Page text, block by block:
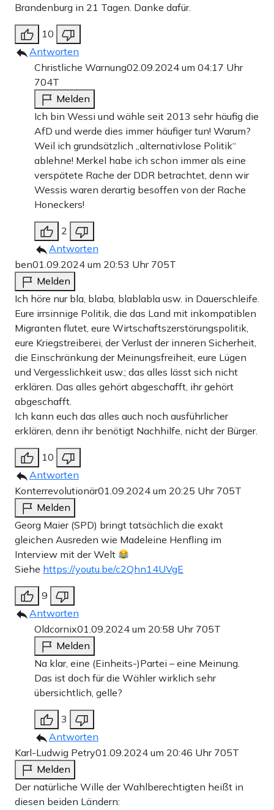
Brandenburg in 21 Tagen. Danke dafür.
10
Antworten
Christliche Warnung02.09.2024 um 04:17 Uhr
704T
Melden
Ich bin Wessi und wähle seit 2013 sehr häufig die
AfD und werde dies immer häufiger tun! Warum?
Weil ich grundsätzlich „alternativlose Politik“
ablehne! Merkel habe ich schon immer als eine
verspätete Rache der DDR betrachtet, denn wir
Wessis waren derartig besoffen von der Rache
Honeckers!
2
Antworten
ben01.09.2024 um 20:53 Uhr 705T
Melden
Ich höre nur bla, blaba, blablabla usw. in Dauerschleife.
Eure irrsinnige Politik, die das Land mit inkompatiblen
Migranten flutet, eure Wirtschaftszerstörungspolitik,
eure Kriegstreiberei, der Verlust der inneren Sicherheit,
die Einschränkung der Meinungsfreiheit, eure Lügen
und Vergesslichkeit usw.; das alles lässt sich nicht
erklären. Das alles gehört abgeschafft, ihr gehört
abgeschafft.
Ich kann euch das alles auch noch ausführlicher
erklären, denn ihr benötigt Nachhilfe, nicht der Bürger.
10
Antworten
Konterrevolutionär01.09.2024 um 20:25 Uhr 705T
Melden
Georg Maier (SPD) bringt tatsächlich die exakt
gleichen Ausreden wie Madeleine Henfling im
Interview mit der Welt
Siehe https://youtu.be/c2Qhn14UVgE
9
Antworten
Oldcornix01.09.2024 um 20:58 Uhr 705T
Melden
Na klar, eine (Einheits-)Partei – eine Meinung.
Das ist doch für die Wähler wirklich sehr
übersichtlich, gelle?
3
Antworten
Karl-Ludwig Petry01.09.2024 um 20:46 Uhr 705T
Melden
Der natürliche Wille der Wahlberechtigten heißt in
diesen beiden Ländern: